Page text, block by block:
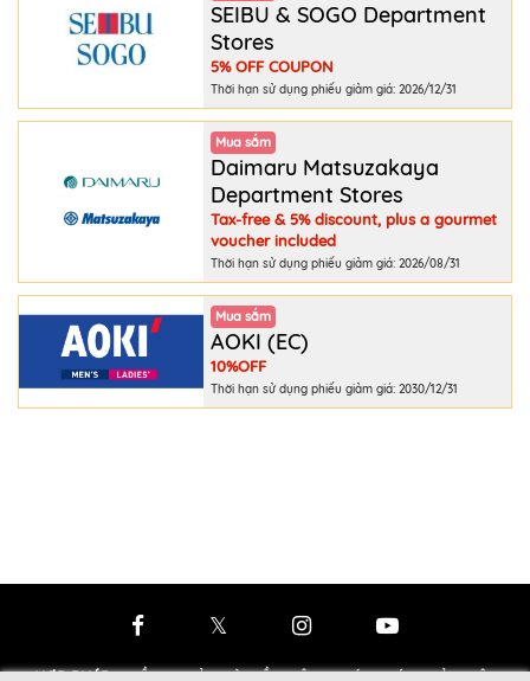
SEIBU & SOGO Department
Stores
5% OFF COUPON
Thời hạn sử dụng phiếu giảm giá: 2026/12/31
Mua sắm
Daimaru Matsuzakaya
Department Stores
Tax-free & 5% discount, plus a gourmet
voucher included
Thời hạn sử dụng phiếu giảm giá: 2026/08/31
Mua sắm
AOKI (EC)
10%OFF
Thời hạn sử dụng phiếu giảm giá: 2030/12/31
HỢP PHÁP: ĐIỀU KHOẢN VÀ ĐIỀU KIỆN - CHÍNH SÁCH BẢO MẬT